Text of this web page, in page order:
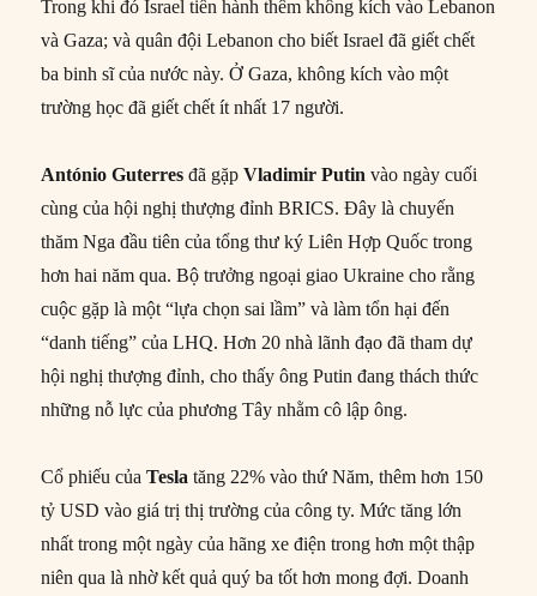
Trong khi đó Israel tiến hành thêm không kích vào Lebanon
và Gaza; và quân đội Lebanon cho biết Israel đã giết chết
ba binh sĩ của nước này. Ở Gaza, không kích vào một
trường học đã giết chết ít nhất 17 người.
António Guterres đã gặpVladimir Putin vào ngày cuối
cùng của hội nghị thượng đỉnh BRICS. Đây là chuyến
thăm Nga đầu tiên của tổng thư ký Liên Hợp Quốc trong
hơn hai năm qua. Bộ trưởng ngoại giao Ukraine cho rằng
cuộc gặp là một “lựa chọn sai lầm” và làm tổn hại đến
“danh tiếng” của LHQ. Hơn 20 nhà lãnh đạo đã tham dự
hội nghị thượng đỉnh, cho thấy ông Putin đang thách thức
những nỗ lực của phương Tây nhằm cô lập ông.
Cổ phiếu củaTesla tăng 22% vào thứ Năm, thêm hơn 150
tỷ USD vào giá trị thị trường của công ty. Mức tăng lớn
nhất trong một ngày của hãng xe điện trong hơn một thập
niên qua là nhờ kết quả quý ba tốt hơn mong đợi. Doanh